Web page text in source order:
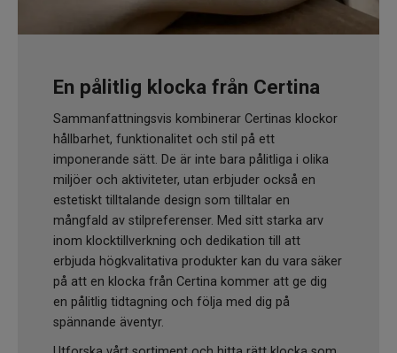
En pålitlig klocka från Certina
Sammanfattningsvis kombinerar Certinas klockor
hållbarhet, funktionalitet och stil på ett
imponerande sätt. De är inte bara pålitliga i olika
miljöer och aktiviteter, utan erbjuder också en
estetiskt tilltalande design som tilltalar en
mångfald av stilpreferenser. Med sitt starka arv
inom klocktillverkning och dedikation till att
erbjuda högkvalitativa produkter kan du vara säker
på att en klocka från Certina kommer att ge dig
en pålitlig tidtagning och följa med dig på
spännande äventyr.